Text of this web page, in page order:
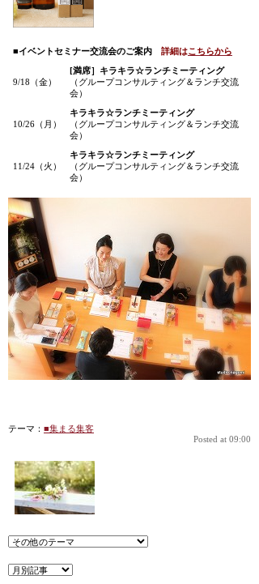
■イベントセミナー交流会のご案内 詳細はこちらから
9/18（金）
[満席］キラキラ☆ランチミーティング
（グループコンサルティング＆ランチ交流
会）
10/26（月）
キラキラ☆ランチミーティング
（グループコンサルティング＆ランチ交流
会）
11/24（火）
キラキラ☆ランチミーティング
（グループコンサルティング＆ランチ交流
会）
テーマ： ■集まる集客
Posted at 09:00